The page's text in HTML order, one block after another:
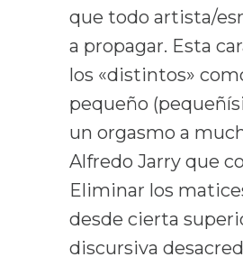
que todo artista/
a propagar. Esta
los «distintos»
pequeño
un orgasmo a
Alfredo Jarry que
Eliminar los
desde cierta
discursiva